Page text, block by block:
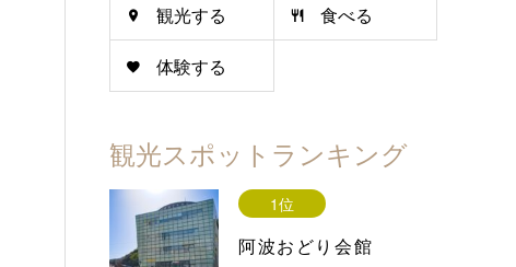
観光する 食べる
体験する
観光スポットランキング
1位
阿波おどり会館